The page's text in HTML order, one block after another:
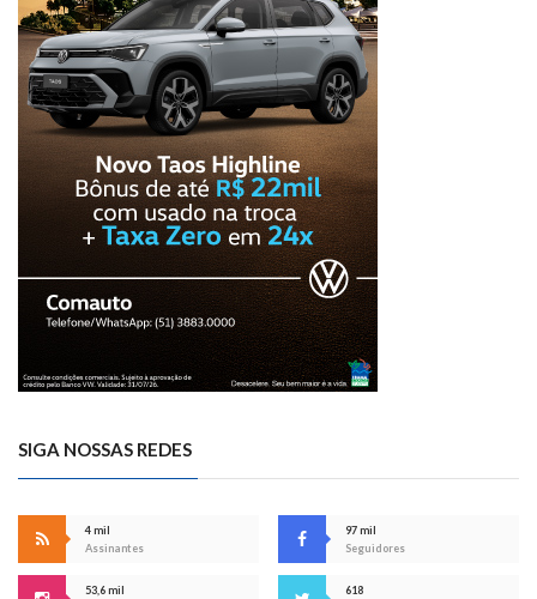
SIGA NOSSAS REDES
4 mil
Assinantes
97 mil
Seguidores
53,6 mil
618